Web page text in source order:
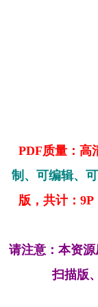
PDF质量：高
制、可编辑、
版，共计：9P
请注意：本资
扫描版